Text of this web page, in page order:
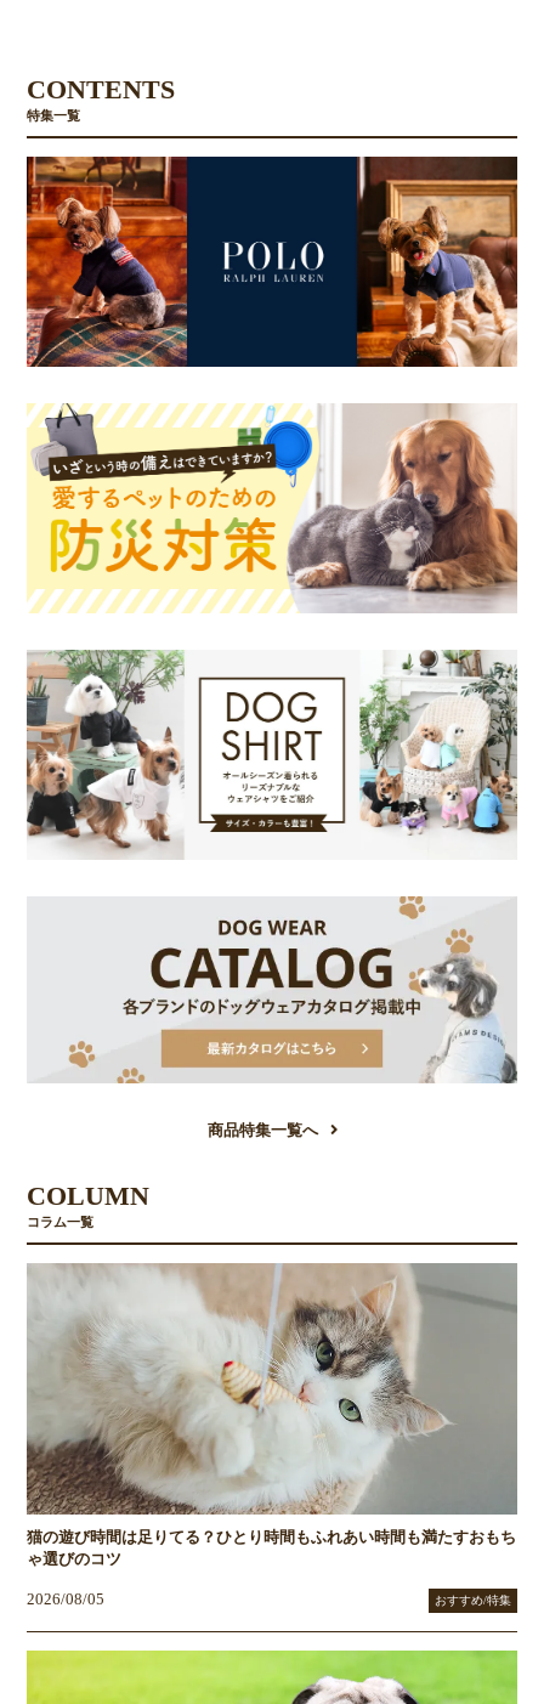
CONTENTS
特集一覧
商品特集一覧へ
COLUMN
コラム一覧
猫の遊び時間は足りてる？ひとり時間もふれあい時間も満たすおもち
ゃ選びのコツ
2026/08/05 おすすめ/特集